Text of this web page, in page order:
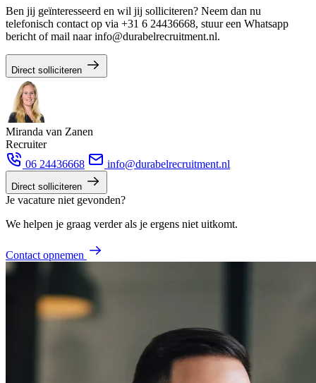
Ben jij geïnteresseerd en wil jij solliciteren? Neem dan nu
telefonisch contact op via +31 6 24436668, stuur een Whatsapp
bericht of mail naar info@durabelrecruitment.nl.
Direct solliciteren
Miranda van Zanen
Recruiter
06 24436668
info@durabelrecruitment.nl
Direct solliciteren
Je vacature niet gevonden?
We helpen je graag verder als je ergens niet uitkomt.
Contact opnemen